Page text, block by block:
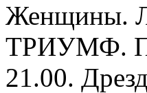
Женщины.
ТРИУМФ.
21.00.